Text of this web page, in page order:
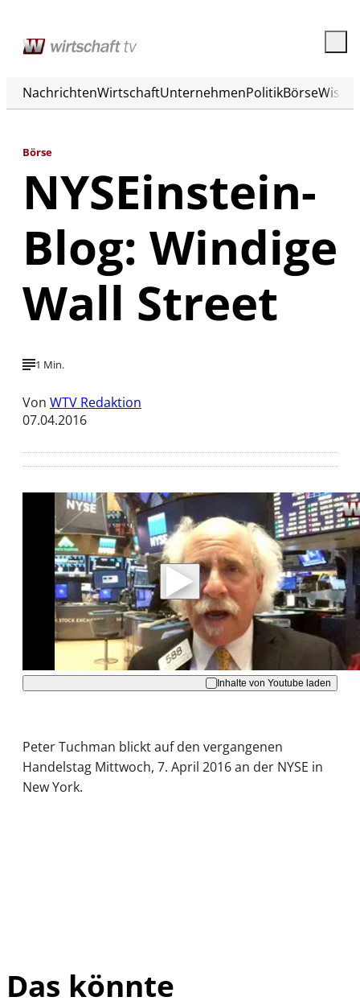
NachrichtenWirtschaftUnternehmenPolitikBörse
Börse
NYSEinstein-
Blog: Windige
Wall Street
1 Min.
Von WTV Redaktion
07.04.2016
Mit der Wiedergabe dieses Videos werden
Daten an Youtube übertragen.
Hinweise dazu erhalten Sie in derDatenschutzerklärung.
Akzeptieren
Inhalte von Youtube laden
Peter Tuchman blickt auf den vergangenen
Handelstag Mittwoch, 7. April 2016 an der NYSE in
New York.
Das könnte